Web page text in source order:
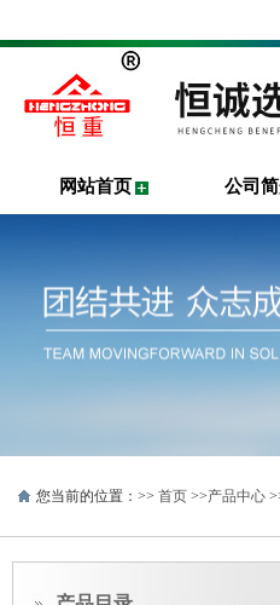
网站首页 公司
您当前的位置：>> 首页 >>产品中心